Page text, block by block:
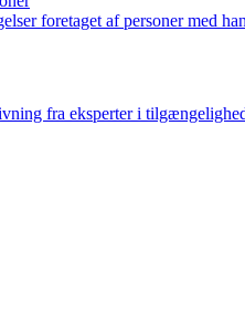
foretaget af personer med
fra eksperter i